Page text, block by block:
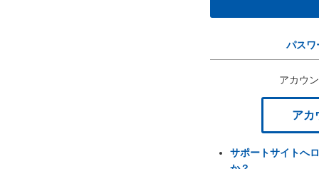
パスワ
アカウ
アカ
サポートサイトへ